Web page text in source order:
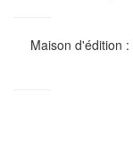
Maison d'édition :